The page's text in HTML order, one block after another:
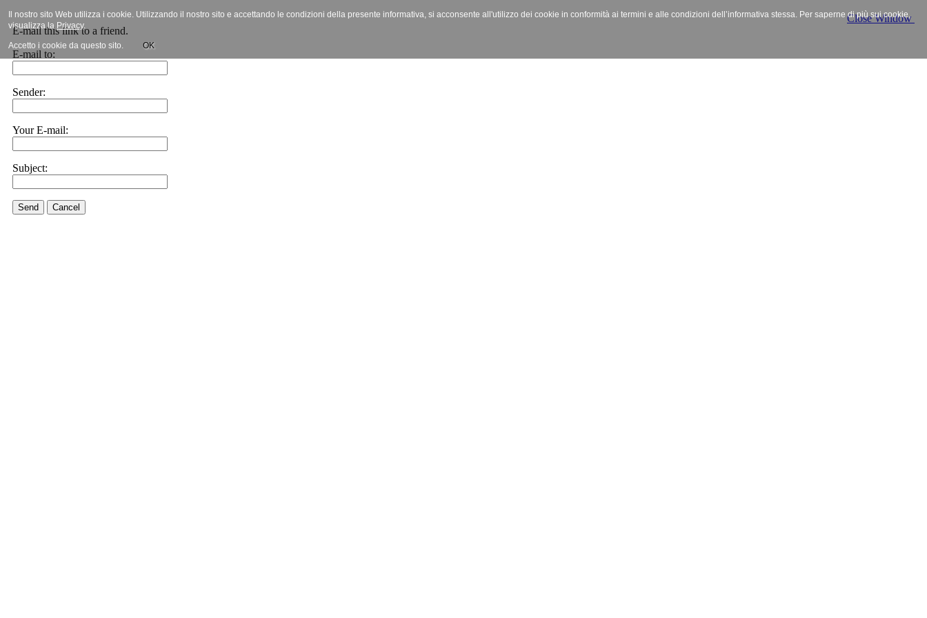
Close Window
E-mail this link to a friend.
E-mail to:
Sender:
Your E-mail:
Subject:
Send Cancel
Il nostro sito Web utilizza i cookie. Utilizzando il nostro sito e accettando le condizioni della presente informativa, si acconsente all'utilizzo dei cookie in conformità ai termini e alle condizioni dell’informativa stessa. Per saperne di più sui cookie,
visualizza la Privacy.
Accetto i cookie da questo sito. OK